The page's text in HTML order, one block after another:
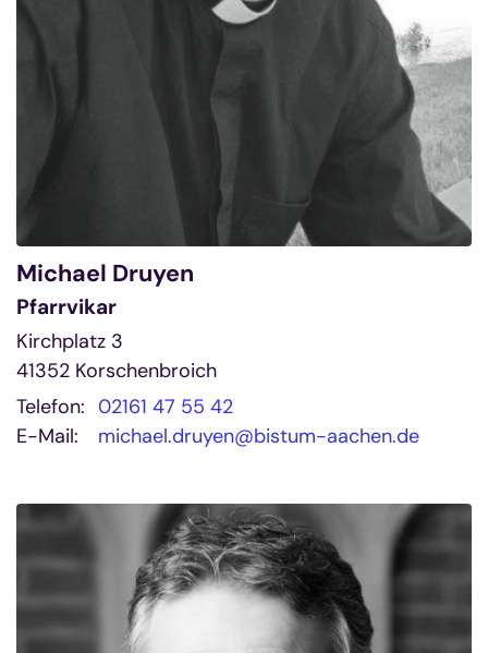
Michael Druyen
Pfarrvikar
Kirchplatz 3
41352 Korschenbroich
Telefon: 02161 47 55 42
E-Mail:
michael.druyen@bistum-aachen.de